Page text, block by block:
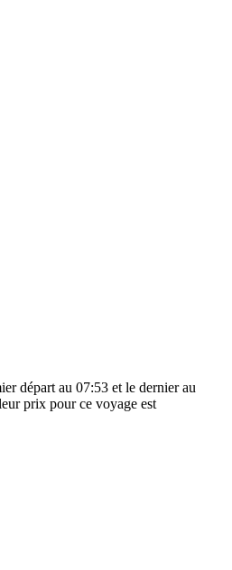
départ au 07:53 et le dernier au
prix pour ce voyage est